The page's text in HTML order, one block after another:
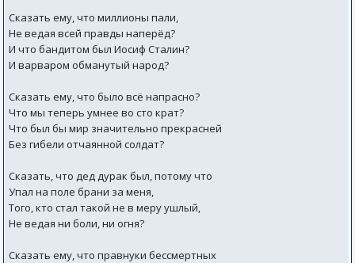
Сказать ему, что миллионы пали,
Не ведая всей правды наперёд?
И что бандитом был Иосиф Сталин?
И варваром обманутый народ?
Сказать ему, что было всё напрасно?
Что мы теперь умнее во сто крат?
Что был бы мир значительно прекрасней
Без гибели отчаянной солдат?
Сказать, что дед дурак был, потому что
Упал на поле брани за меня,
Того, кто стал такой не в меру ушлый,
Не ведая ни боли, ни огня?
Сказать ему, что правнуки бессмертных